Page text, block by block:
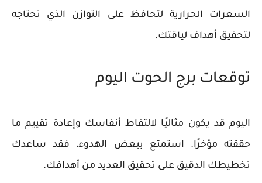
السعرات الحرارية لتحافظ على التوازن الذي تحتاجه
لتحقيق أهداف لياقتك.
توقعات برج الحوت اليوم
اليوم قد يكون مثاليًا لالتقاط أنفاسك وإعادة تقييم ما
حققته مؤخرًا. استمتع ببعض الهدوء، فقد ساعدك
تخطيطك الدقيق على تحقيق العديد من أهدافك.